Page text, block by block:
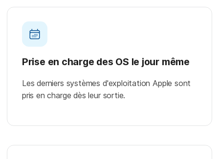
Prise en charge des OS le jour même
Les derniers systèmes d'exploitation Apple sont
pris en charge dès leur sortie.